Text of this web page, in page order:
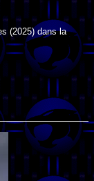
(2025) dans la
(2006) dans la
la liste.